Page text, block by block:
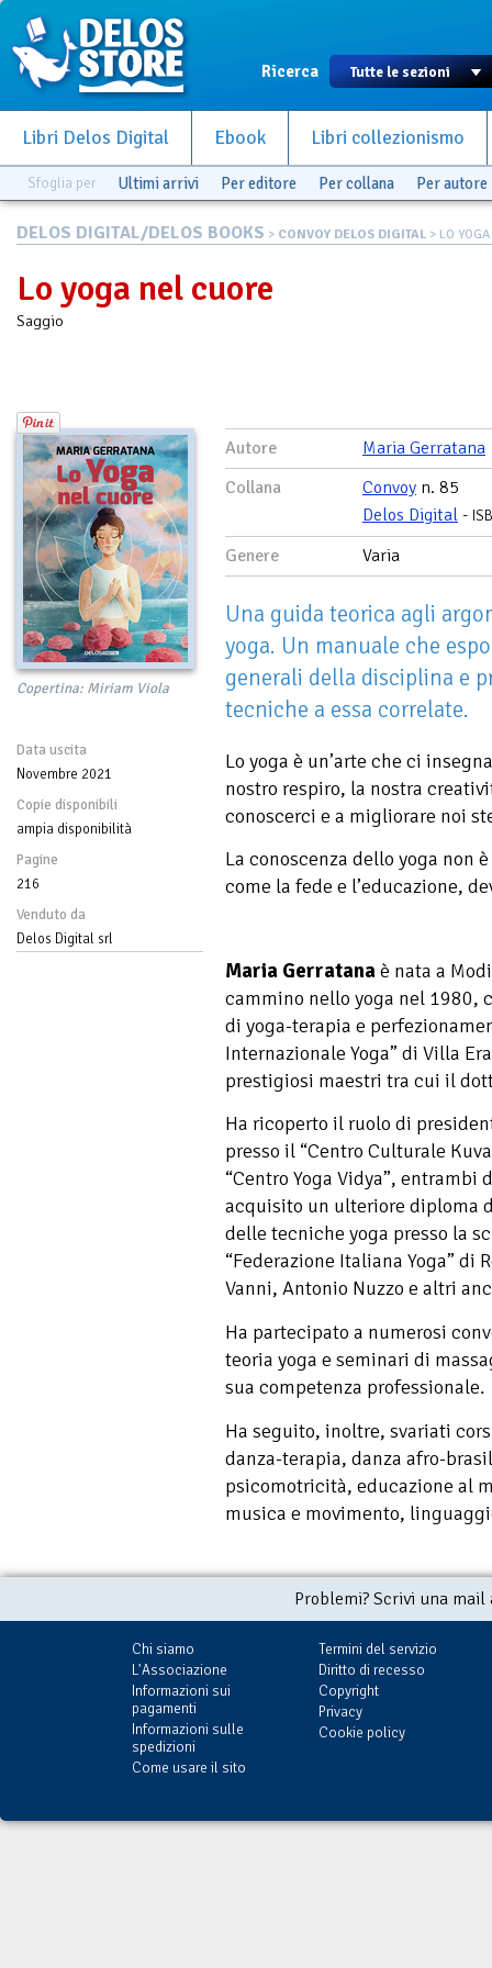
Ricerca
Libri Delos Digital Ebook Libri collezionismo
Sfoglia per Ultimi arrivi Per editore Per collana Per autore
DELOS DIGITAL/DELOS BOOKS > CONVOY DELOS DIGITAL > LO
Lo yoga nel cuore
Saggio
Copertina: Miriam Viola
Data uscita
Novembre 2021
Copie disponibili
ampia disponibilità
Pagine
216
Venduto da
Delos Digital srl
Autore
Maria Gerratana
Collana
Convoy n. 85
Delos Digital -
Genere Varia
Una guida teorica agli
yoga. Un manuale che
generali della disciplina e
tecniche a essa correlate.
Lo yoga è un’arte che ci
nostro respiro, la nostra
conoscerci e a migliorare noi
La conoscenza dello yoga non
come la fede e l’educazione,
Maria Gerratanaè nata a
cammino nello yoga nel 1980,
di yoga-terapia e
Internazionale Yoga” di Villa
prestigiosi maestri tra cui il
Ha ricoperto il ruolo di
presso il “Centro Culturale
“Centro Yoga Vidya”, entrambi
acquisito un ulteriore diploma
delle tecniche yoga presso la
“Federazione Italiana Yoga” di
Vanni, Antonio Nuzzo e altri
Ha partecipato a numerosi
teoria yoga e seminari di
sua competenza professionale.
Ha seguito, inoltre, svariati
danza-terapia, danza afro-
psicomotricità, educazione al
musica e movimento,
Problemi? Scrivi una
Chi siamo
L'Associazione
Informazioni sui
pagamenti
Informazioni sulle
spedizioni
Come usare il sito
Termini del servizio
Diritto di recesso
Copyright
Privacy
Cookie policy